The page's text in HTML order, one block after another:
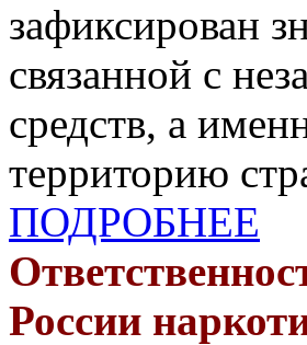
зафиксирован
связанной с
средств, а
территорию
ПОДРОБНЕЕ
России